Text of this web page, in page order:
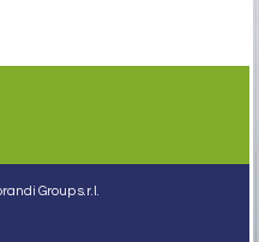
Group s.r.l.